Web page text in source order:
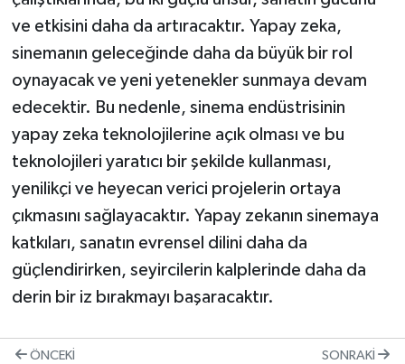
ve etkisini daha da artıracaktır. Yapay zeka,
sinemanın geleceğinde daha da büyük bir rol
oynayacak ve yeni yetenekler sunmaya devam
edecektir. Bu nedenle, sinema endüstrisinin
yapay zeka teknolojilerine açık olması ve bu
teknolojileri yaratıcı bir şekilde kullanması,
yenilikçi ve heyecan verici projelerin ortaya
çıkmasını sağlayacaktır. Yapay zekanın sinemaya
katkıları, sanatın evrensel dilini daha da
güçlendirirken, seyircilerin kalplerinde daha da
derin bir iz bırakmayı başaracaktır.
ÖNCEKI SONRAKI